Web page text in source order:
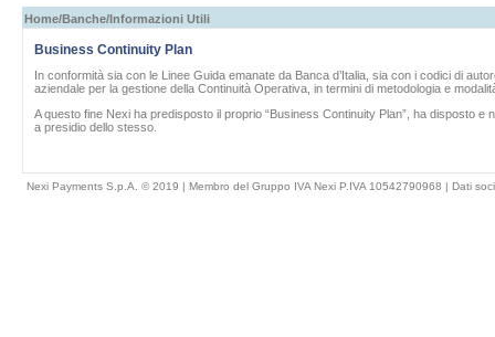
Home/Banche/Informazioni Utili
Business Continuity Plan
In conformità sia con le Linee Guida emanate da Banca d’Italia, sia con i codici di
aziendale per la gestione della Continuità Operativa, in termini di metodologia e
A questo fine Nexi ha predisposto il proprio “Business Continuity Plan”, ha disposto
a presidio dello stesso.
Nexi Payments S.p.A. © 2019 | Membro del Gruppo IVA Nexi P.IVA 10542790968 | Dati